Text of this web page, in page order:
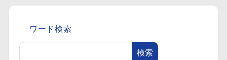
ワード検索
検索